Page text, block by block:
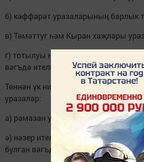
б) кәффарәт уразаларының барлык
в) Тәмәттуг һәм Кыран хаҗлары
г) тотылуы һичшиксез (тотылачак
вәгъдә ителгән ураза.
Төннән үк ният кылынып,
уразалар:
а) рамазан уразасы;
ә) нәзер ителгән ураза (тотылачак
булган вәгъдәләнгән ураза);